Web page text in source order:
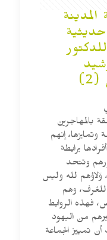
بالمهاجرين
إنهم
برابطة
وتتحد
وَلاؤهم لله وليس
للعُرف، وهم
فهذه الروابط
من اليهود
تمييز الجماعة